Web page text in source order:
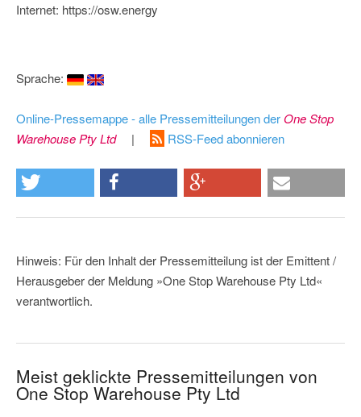
Internet: https://osw.energy
Sprache:
Online-Pressemappe - alle Pressemitteilungen derOne Stop
Warehouse Pty Ltd
| RSS-Feed abonnieren
Hinweis: Für den Inhalt der Pressemitteilung ist der Emittent /
Herausgeber der Meldung »One Stop Warehouse Pty Ltd«
verantwortlich.
Meist geklickte Pressemitteilungen von
One Stop Warehouse Pty Ltd